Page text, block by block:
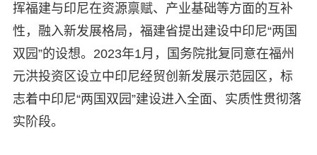
挥福建与印尼在资源禀赋、产业基础等方面的互补
性，融入新发展格局，福建省提出建设中印尼“两国
双园”的设想。2023年1月，国务院批复同意在福州
元洪投资区设立中印尼经贸创新发展示范园区，标
志着中印尼“两国双园”建设进入全面、实质性贯彻落
实阶段。